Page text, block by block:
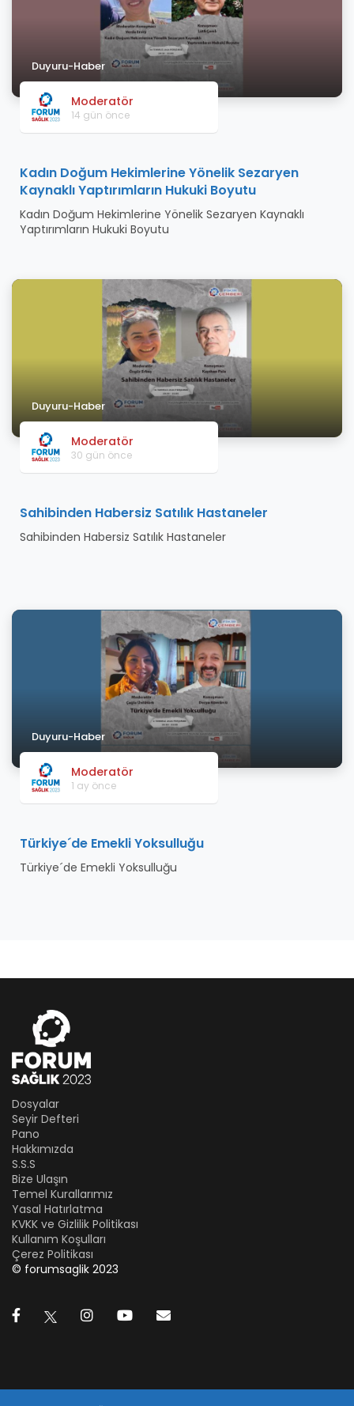
Duyuru-Haber
Moderatör
14 gün önce
Kadın Doğum Hekimlerine Yönelik Sezaryen
Kaynaklı Yaptırımların Hukuki Boyutu
Kadın Doğum Hekimlerine Yönelik Sezaryen Kaynaklı
Yaptırımların Hukuki Boyutu
Duyuru-Haber
Moderatör
30 gün önce
Sahibinden Habersiz Satılık Hastaneler
Sahibinden Habersiz Satılık Hastaneler
Duyuru-Haber
Moderatör
1 ay önce
Türkiye´de Emekli Yoksulluğu
Türkiye´de Emekli Yoksulluğu
Dosyalar
Seyir Defteri
Pano
Hakkımızda
S.S.S
Bize Ulaşın
Temel Kurallarımız
Yasal Hatırlatma
KVKK ve Gizlilik Politikası
Kullanım Koşulları
Çerez Politikası
© forumsaglik 2023